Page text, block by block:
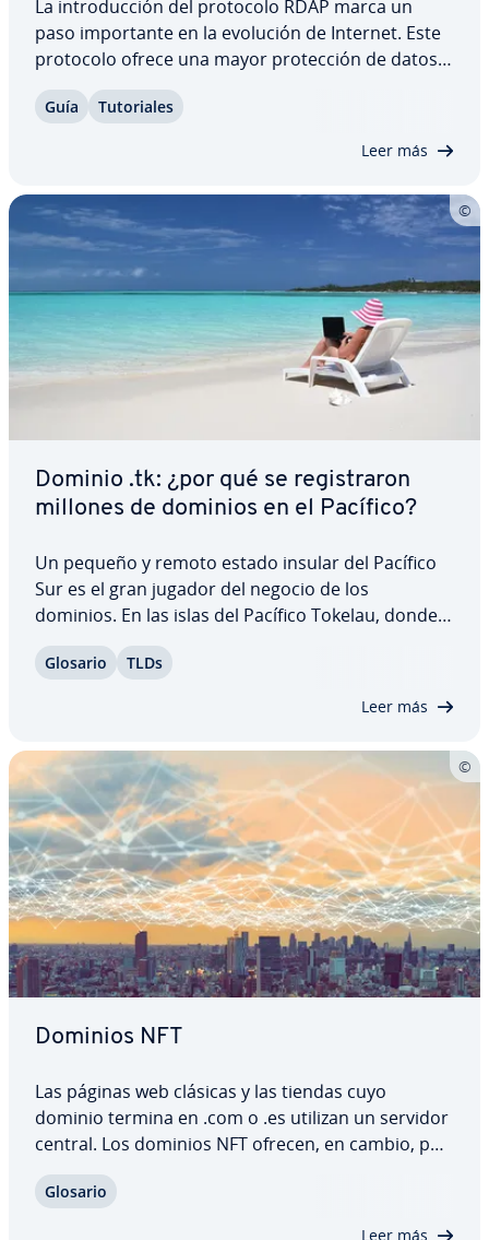
La in­tro­du­c­ción del protocolo RDAP marca un
paso im­po­r­ta­n­te en la evolución de Internet. Este
protocolo ofrece una mayor pro­te­c­ción de datos,
Además, para los titulares de dominios, esta tra­n­
Guía Tu­to­ria­les
Leer más
Dominio .tk: ¿por qué se re­gi­s­tra­ron
millones de dominios en el Pacífico?
Un pequeño y remoto estado insular del Pacífico
Sur es el gran jugador del negocio de los
dominios. En las islas del Pacífico Tokelau, donde
me­n­te doce ki­ló­me­tros cuadrados de idílica
Glosario TLDs
Leer más
Dominios NFT
Las páginas web clásicas y las tiendas cuyo
dominio termina en .com o .es utilizan un servidor
central. Los dominios NFT ofrecen, en cambio, po­
tener otra extensión: un NFT domain es de­s­ce­n­tra­
Glosario
Leer más